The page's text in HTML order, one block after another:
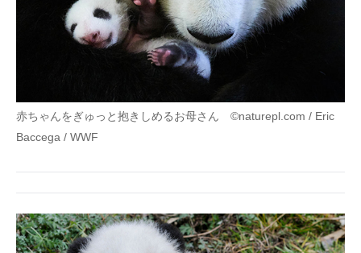
赤ちゃんをぎゅっと抱きしめるお母さん ©naturepl.com / Eric
Baccega / WWF